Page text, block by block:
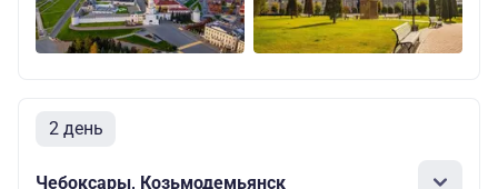
2 день
Чебоксары, Козьмодемьянск